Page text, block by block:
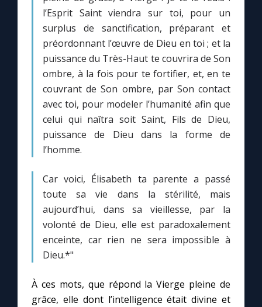
l’Esprit Saint viendra sur toi, pour un
surplus de sanctification, préparant et
préordonnant l’œuvre de Dieu en toi ; et la
puissance du Très-Haut te couvrira de Son
ombre, à la fois pour te fortifier, et, en te
couvrant de Son ombre, par Son contact
avec toi, pour modeler l’humanité afin que
celui qui naîtra soit Saint, Fils de Dieu,
puissance de Dieu dans la forme de
l’homme.
Car voici, Élisabeth ta parente a passé
toute sa vie dans la stérilité, mais
aujourd’hui, dans sa vieillesse, par la
volonté de Dieu, elle est paradoxalement
enceinte, car rien ne sera impossible à
Dieu.*"
À ces mots, que répond la Vierge pleine de
grâce, elle dont l’intelligence était divine et